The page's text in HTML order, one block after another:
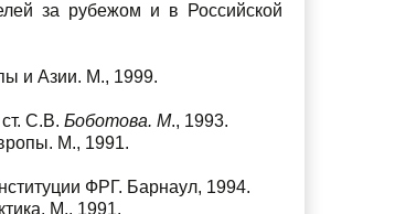
за рубежом и в Российской
и Азии. М., 1999.
С.В. Боботова. М., 1993.
М., 1991.
ФРГ. Барнаул, 1994.
М,, 1991.